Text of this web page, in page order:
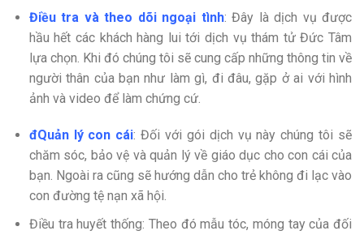
Điều tra và theo dõi ngoại tình: Đây là dịch vụ được
hầu hết các khách hàng lui tới dịch vụ thám tử Đức Tâm
lựa chọn. Khi đó chúng tôi sẽ cung cấp những thông tin về
người thân của bạn như làm gì, đi đâu, gặp ở ai với hình
ảnh và video để làm chứng cứ.
đQuản lý con cái: Đối với gói dịch vụ này chúng tôi sẽ
chăm sóc, bảo vệ và quản lý về giáo dục cho con cái của
bạn. Ngoài ra cũng sẽ hướng dẫn cho trẻ không đi lạc vào
con đường tệ nạn xã hội.
Điều tra huyết thống: Theo đó mẫu tóc, móng tay của đối